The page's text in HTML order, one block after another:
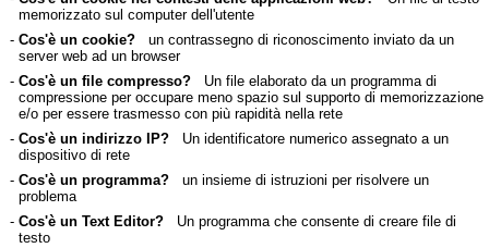
memorizzato sul computer dell'utente
- Cos'è un cookie?un contrassegno di riconoscimento inviato da un
server web ad un browser
- Cos'è un file compresso?Un file elaborato da un programma di
compressione per occupare meno spazio sul supporto di memorizzazione
e/o per essere trasmesso con più rapidità nella rete
- Cos'è un indirizzo IP?Un identificatore numerico assegnato a un
dispositivo di rete
- Cos'è un programma?un insieme di istruzioni per risolvere un
problema
- Cos'è un Text Editor?Un programma che consente di creare file di
testo